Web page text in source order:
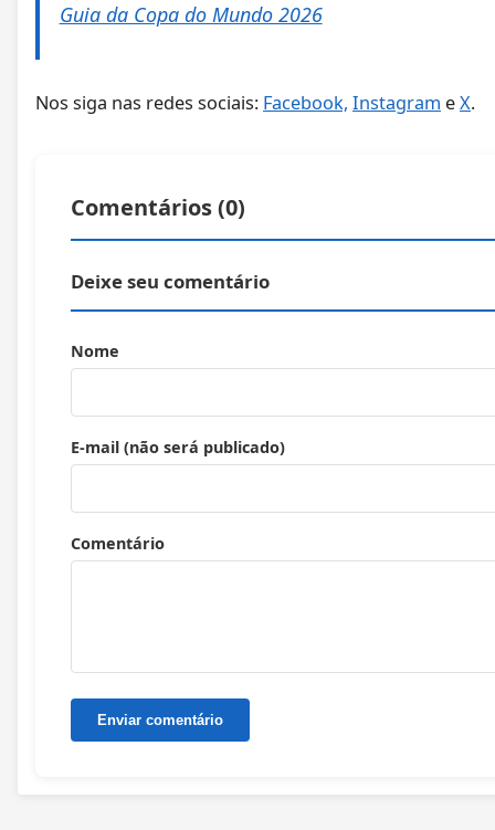
Guia da Copa do Mundo 2026
Nos siga nas redes sociais: Facebook, Instagram eX.
Comentários (0)
Deixe seu comentário
Nome
E-mail (não será publicado)
Comentário